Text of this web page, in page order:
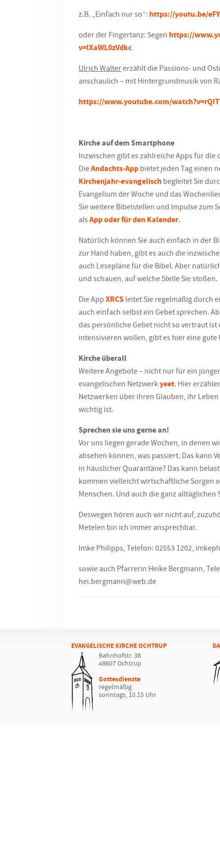
z.B. „Einfach nur so“: https://youtu.be/
oder der Fingertanz: Segen https://
v=lXaWL0zVdkc
Ulrich Waltererzählt die Passions- und
anschaulich – mit Hintergrundmusik von
https://www.youtube.com/
Kirche auf dem Smartphone
Inzwischen gibt es zahlreiche Apps für die
DieAndachts-App bietet jeden Tag einen
Kirchenjahr-evangelisch begleitet Sie
Evangelium der Woche und das
Sie weitere Bibelstellen und Impulse zum
als App oder für den Kalender.
Natürlich können Sie auch einfach in der
zur Hand haben, gibt es auch die
auch Lesepläne für die Bibel. Aber
und schauen, auf welche Stelle Sie stoßen.
Die App XRCS leitet Sie regelmäßig durch
auch einfach selbst ein Gebet sprechen.
das persönliche Gebet nicht so vertraut
intensivieren wollen, gibt es hier eine gute
Kirche überall
Weitere Angebote – nicht nur für ein
evangelischen Netzwerkyeet. Hier
Netzwerken über ihren Glauben, ihr
wichtig ist.
Sprechen sie uns gerne an!
Vor uns liegen gerade Wochen, in denen
absehen können, was passiert. Das kann
in häuslicher Quarantäne? Das kann
kommen vielleicht wirtschaftliche Sorgen
Menschen. Und auch die ganz
Deswegen hören auch wir nicht auf,
Metelen bin ich immer ansprechbar.
Imke Philipps, Telefon: 02553 1202,
sowie auch Pfarrerin Heike Bergmann,
hei.bergmann@web.de
EVANGELISCHE KIRCHE OCHTRUP
Bahnhofstr. 38
48607 Ochtrup
Gottesdienste
regelmäßig:
sonntags, 10.15 Uhr